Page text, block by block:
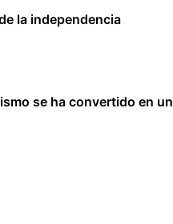
la independencia
se ha convertido en un